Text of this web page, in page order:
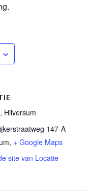
Hilversum
147-A
, + Google Maps
site van Locatie